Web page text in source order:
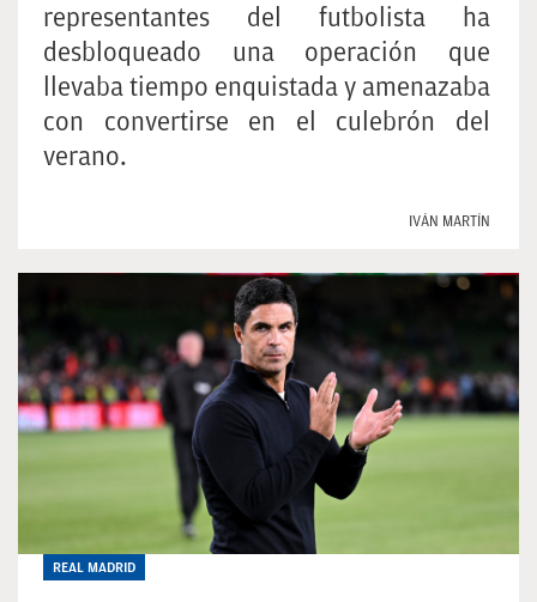
representantes del futbolista ha
desbloqueado una operación que
llevaba tiempo enquistada y amenazaba
con convertirse en el culebrón del
verano.
IVÁN MARTÍN
REAL MADRID